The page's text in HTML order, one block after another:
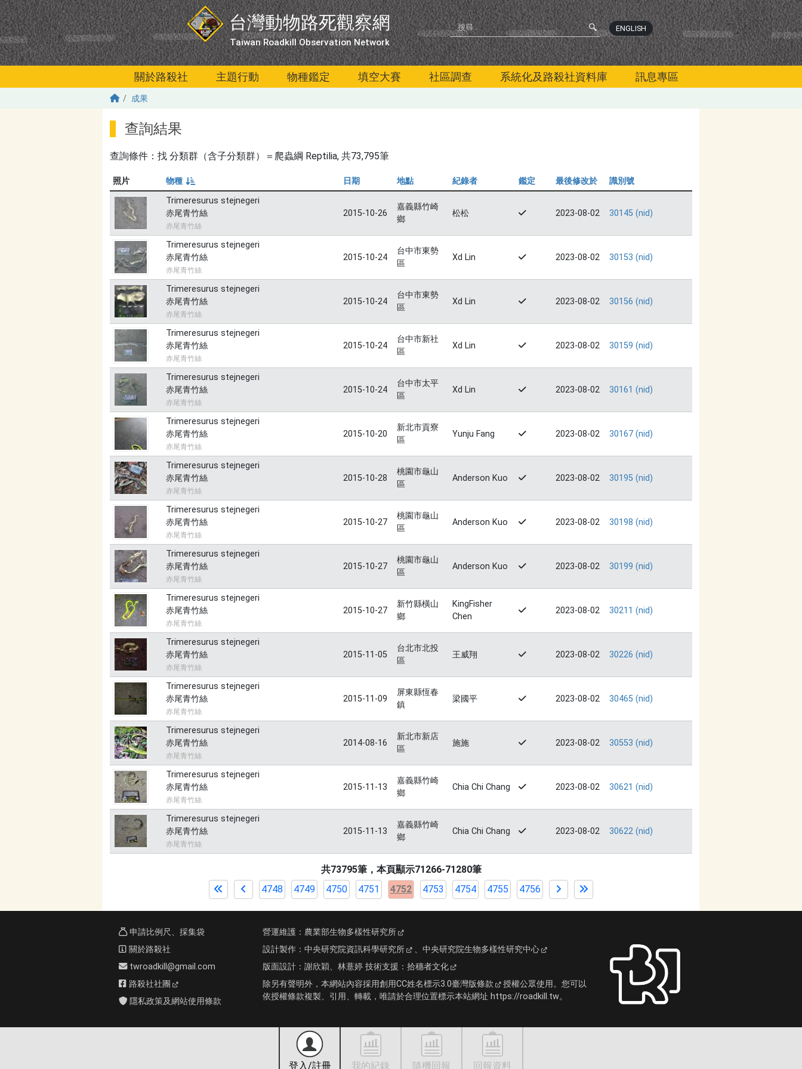
移至主內容
台灣動物路死觀察網
Taiwan Roadkill Observation Network
ENGLISH
關於路殺社 主題行動 物種鑑定 填空大賽 社區調查 系統化及路殺社資料庫 訊息專區
成果
查詢結果
查詢條件：找 分類群（含子分類群）＝爬蟲綱 Reptilia, 共73,795筆
照片
物種
由小到大
日期 地點 紀錄者 鑑定 最後修改於
識別號
Trimeresurus stejnegeri
赤尾青竹絲
赤尾青竹絲
2015-10-26
嘉義縣竹崎
鄉
松松 2023-08-02 30145 (nid)
Trimeresurus stejnegeri
赤尾青竹絲
赤尾青竹絲
2015-10-24
台中市東勢
區
Xd Lin 2023-08-02 30153 (nid)
Trimeresurus stejnegeri
赤尾青竹絲
赤尾青竹絲
2015-10-24
台中市東勢
區
Xd Lin 2023-08-02 30156 (nid)
Trimeresurus stejnegeri
赤尾青竹絲
赤尾青竹絲
2015-10-24
台中市新社
區
Xd Lin 2023-08-02 30159 (nid)
Trimeresurus stejnegeri
赤尾青竹絲
赤尾青竹絲
2015-10-24
台中市太平
區
Xd Lin 2023-08-02 30161 (nid)
Trimeresurus stejnegeri
赤尾青竹絲
赤尾青竹絲
2015-10-20
新北市貢寮
區
Yunju Fang 2023-08-02 30167 (nid)
Trimeresurus stejnegeri
赤尾青竹絲
赤尾青竹絲
2015-10-28
桃園市龜山
區
Anderson Kuo 2023-08-02 30195 (nid)
Trimeresurus stejnegeri
赤尾青竹絲
赤尾青竹絲
2015-10-27
桃園市龜山
區
Anderson Kuo 2023-08-02 30198 (nid)
Trimeresurus stejnegeri
赤尾青竹絲
赤尾青竹絲
2015-10-27
桃園市龜山
區
Anderson Kuo 2023-08-02 30199 (nid)
Trimeresurus stejnegeri
赤尾青竹絲
赤尾青竹絲
2015-10-27
新竹縣橫山
鄉
KingFisher
Chen
2023-08-02 30211 (nid)
Trimeresurus stejnegeri
赤尾青竹絲
赤尾青竹絲
2015-11-05
台北市北投
區
王威翔 2023-08-02 30226 (nid)
Trimeresurus stejnegeri
赤尾青竹絲
赤尾青竹絲
2015-11-09
屏東縣恆春
鎮
梁國平 2023-08-02 30465 (nid)
Trimeresurus stejnegeri
赤尾青竹絲
赤尾青竹絲
2014-08-16
新北市新店
區
施施 2023-08-02 30553 (nid)
Trimeresurus stejnegeri
赤尾青竹絲
赤尾青竹絲
2015-11-13
嘉義縣竹崎
鄉
Chia Chi Chang 2023-08-02 30621 (nid)
Trimeresurus stejnegeri
赤尾青竹絲
赤尾青竹絲
2015-11-13
嘉義縣竹崎
鄉
Chia Chi Chang 2023-08-02 30622 (nid)
共73795筆，本頁顯示71266-71280筆
4748
4749 4750 4751 4752 4753 4754 4755 4756
登入/註冊 我的紀錄 隨機回報 回報資料
申請比例尺、採集袋
關於路殺社
twroadkill@gmail.com
路殺社社團
隱私政策及網站使用條款
營運維護： 農業部生物多樣性研究所
設計製作： 中央研究院資訊科學研究所 、 中央研究院生物多樣性研究中心
版面設計： 謝欣穎、林薏婷 技術支援： 拾穗者文化
除另有聲明外，本網站內容採用創用CC姓名標示3.0臺灣版條款
授權公眾使用。您可以
依授權條款複製、引用、轉載，唯請於合理位置標示本站網址 https://roadkill.tw。